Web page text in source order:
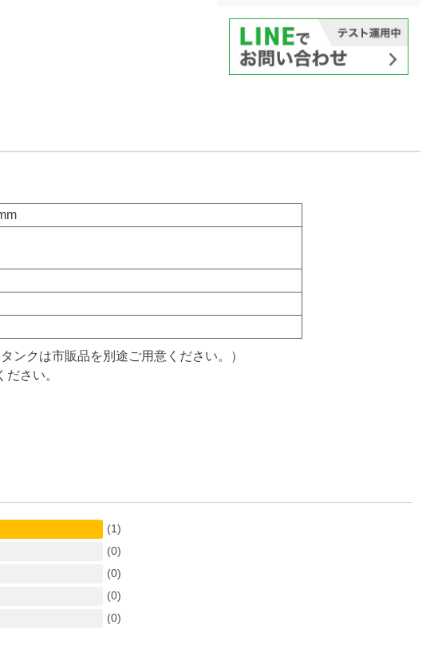
クは市販品を別途ご用意ください。）
さい。
(1)
(0)
(0)
(0)
(0)